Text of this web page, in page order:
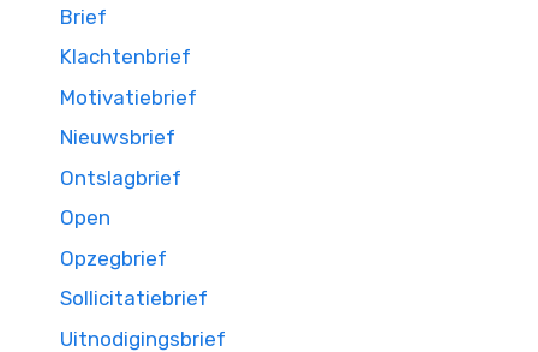
Brief
Klachtenbrief
Motivatiebrief
Nieuwsbrief
Ontslagbrief
Open
Opzegbrief
Sollicitatiebrief
Uitnodigingsbrief